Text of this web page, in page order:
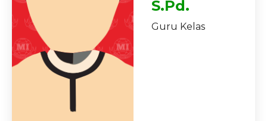
S.Pd.
Guru Kelas